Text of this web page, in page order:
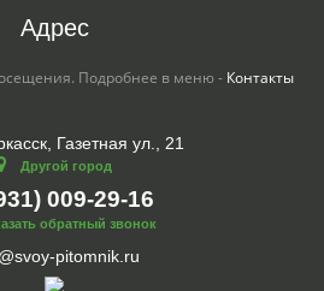
Адрес
Подробнее в меню - Контакты
Газетная ул., 21
Другой город
009-29-16
обратный звонок
pitomnik.ru